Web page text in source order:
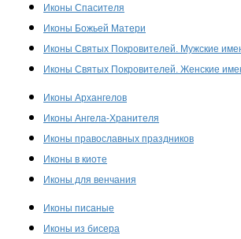
Иконы Спасителя
Иконы Божьей Матери
Иконы Святых Покровителей. Мужские
Иконы Святых Покровителей. Женские
Иконы Архангелов
Иконы Ангела-Хранителя
Иконы православных праздников
Иконы в киоте
Иконы для венчания
Иконы писаные
Иконы из бисера